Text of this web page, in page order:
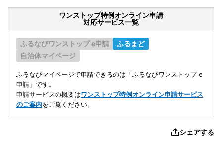
ワンストップ特例オンライン申請
対応サービス一覧
ふるなびワンストップ e申請
ふるまど
自治体マイページ
ふるなびマイページで申請できるのは「ふるなびワンストップ e
申請」です。
申請サービスの概要はワンストップ特例オンライン申請サービス
のご案内をご覧ください。
シェアする